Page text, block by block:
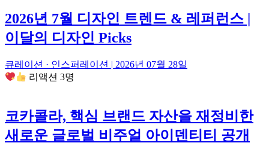
2026년 7월 디자인 트렌드 & 레퍼런스 |
이달의 디자인 Picks
큐레이션 · 인스퍼레이션 | 2026년 07월 28일
리액션 3명
코카콜라, 핵심 브랜드 자산을 재정비한
새로운 글로벌 비주얼 아이덴티티 공개